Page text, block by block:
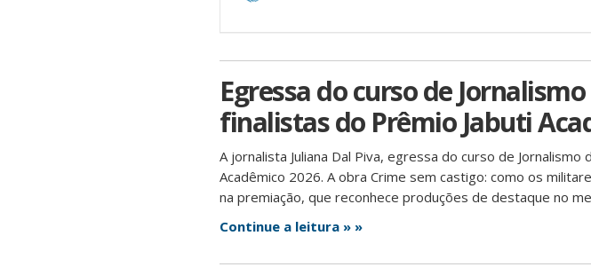
Egressa do curso de
finalistas do Prêmio Jabuti
A jornalista Juliana Dal Piva, egressa do curso de
Acadêmico 2026. A obra Crime sem castigo: como os
na premiação, que reconhece produções de destaque no
Continue a leitura » »